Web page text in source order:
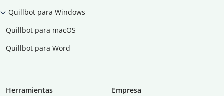
Quillbot para Windows
Quillbot para macOS
Quillbot para Word
Herramientas
Empresa